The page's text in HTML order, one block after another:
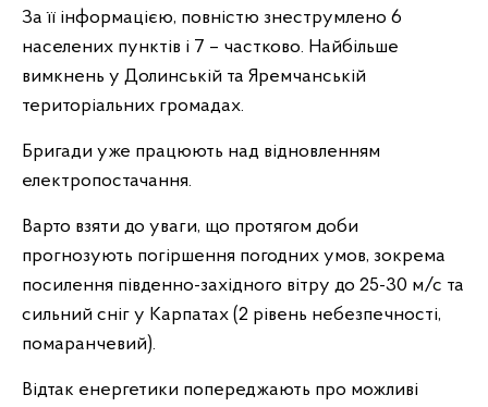
За її інформацією, повністю знеструмлено 6
населених пунктів і 7 – частково. Найбільше
вимкнень у Долинській та Яремчанській
територіальних громадах.
Бригади уже працюють над відновленням
електропостачання.
Варто взяти до уваги, що протягом доби
прогнозують погіршення погодних умов, зокрема
посилення південно-західного вітру до 25-30 м/с та
сильний сніг у Карпатах (2 рівень небезпечності,
помаранчевий).
Відтак енергетики попереджають про можливі